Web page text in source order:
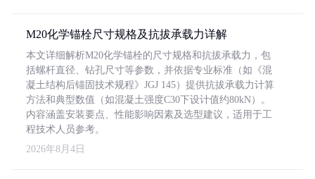
M20化学锚栓尺寸规格及抗拔承载力详解
本文详细解析M20化学锚栓的尺寸规格和抗拔承载力，包
括螺杆直径、钻孔尺寸等参数，并依据专业标准（如《混
凝土结构后锚固技术规程》JGJ 145）提供抗拔承载力计算
方法和典型数值（如混凝土强度C30下设计值约80kN）。
内容涵盖安装要点、性能影响因素及选型建议，适用于工
程技术人员参考。
2026年8月4日